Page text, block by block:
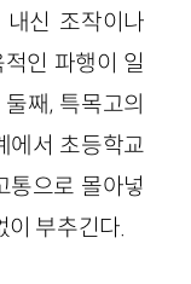
신 조작이나
인 파행이 일
째, 특목고의
에서 초등학교
통으로 몰아넣
이 부추긴다.